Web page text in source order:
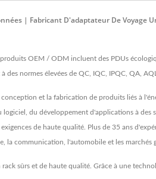
| Fabricant D'adaptateur De Voyage
OEM / ODM incluent des PDUs
normes élevées de QC, IQC, IPQC, QA,
et la fabrication de produits liés à
du développement d'applications à des
de haute qualité. Plus de 35 ans
la communication, l'automobile et les marchés
sûrs et de haute qualité. Grâce à une